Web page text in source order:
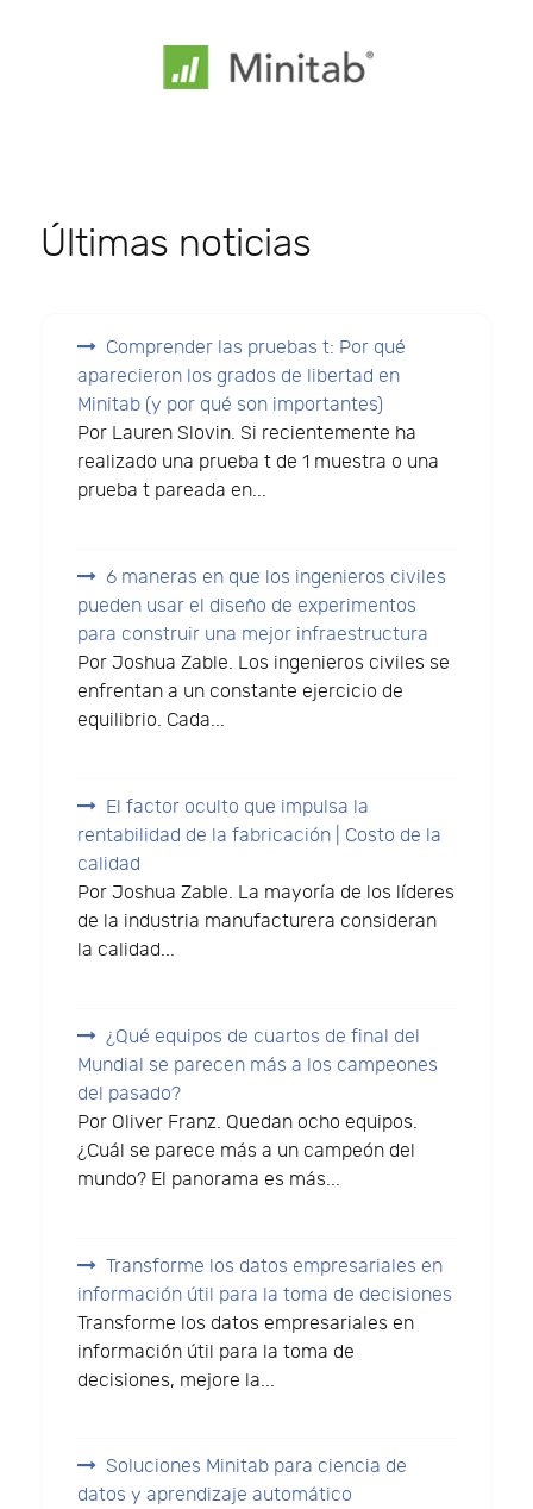
Últimas noticias
Comprender las pruebas t: Por qué
aparecieron los grados de libertad en
Minitab (y por qué son importantes)
Por Lauren Slovin. Si recientemente ha
realizado una prueba t de 1 muestra o una
prueba t pareada en...
6 maneras en que los ingenieros civiles
pueden usar el diseño de experimentos
para construir una mejor infraestructura
Por Joshua Zable. Los ingenieros civiles se
enfrentan a un constante ejercicio de
equilibrio. Cada...
El factor oculto que impulsa la
rentabilidad de la fabricación | Costo de la
calidad
Por Joshua Zable. La mayoría de los líderes
de la industria manufacturera consideran
la calidad...
¿Qué equipos de cuartos de final del
Mundial se parecen más a los campeones
del pasado?
Por Oliver Franz. Quedan ocho equipos.
¿Cuál se parece más a un campeón del
mundo? El panorama es más...
Transforme los datos empresariales en
información útil para la toma de decisiones
Transforme los datos empresariales en
información útil para la toma de
decisiones, mejore la...
Soluciones Minitab para ciencia de
datos y aprendizaje automático